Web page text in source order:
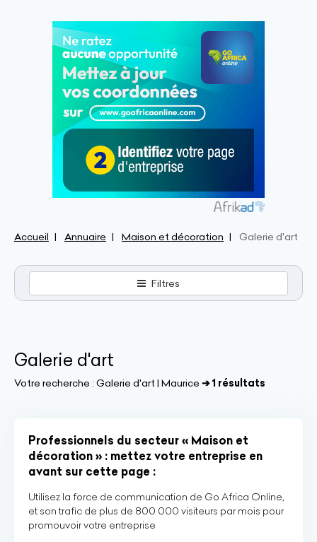
Accueil Annuaire Maison et décoration Galerie d'art
Filtres
Galerie d'art
Votre recherche : Galerie d'art | Maurice ➔ 1 résultats
Professionnels du secteur « Maison et
décoration » : mettez votre entreprise en
avant sur cette page :
Utilisez la force de communication de Go Africa Online,
et son trafic de plus de 800 000 visiteurs par mois pour
promouvoir votre entreprise